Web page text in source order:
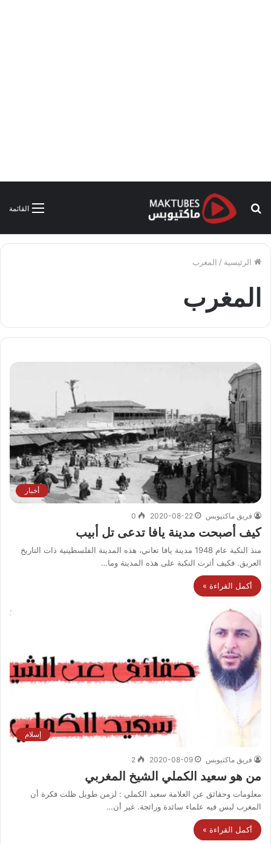
القائمة
بحث
الرئيسية / المغرب
المغرب
أخبار
فريق ماكتيوبس 2020-08-22
0
كيف أصبحت مدينة يافا تدعى تل أبيب
منذ النكبة عام 1948 مدينة يافا تعاني، هذه المدينة الفلسطينية ذات التاريخ
العريق. فكيف أثرت النكبة على هذه المدينة وما…
أكمل القراءة »
إسلام
فريق ماكتيوبس 2020-08-09
2
من هو سعيد الكملي الشيخ المغربي
معلومات وحقائق عن العلامة سعيد الكملي : لزمن طويل ظلت فكرة أن
المغرب ليس فيه علماء سائدة ورائجة. غير أن…
أكمل القراءة »